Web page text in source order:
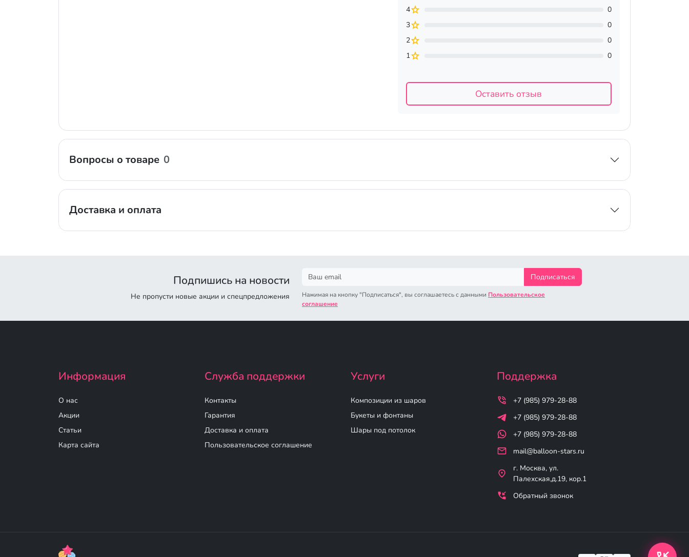
4
0
3
0
2
0
1
0
Оставить отзыв
Вопросы о товаре 0
Доставка и оплата
Подпишись на новости
Не пропусти новые акции и спецпредложения
Подписаться
Нажимая на кнопку "Подписаться", вы соглашаетесь с данными Пользовательское
соглашение
Информация
О нас
Акции
Статьи
Карта сайта
Служба поддержки
Контакты
Гарантия
Доставка и оплата
Пользовательское соглашение
Услуги
Композиции из шаров
Букеты и фонтаны
Шары под потолок
Поддержка
+7 (985) 979-28-88
+7 (985) 979-28-88
+7 (985) 979-28-88
mail@balloon-stars.ru
г. Москва, ул.
Палехская,д.19, кор.1
Обратный звонок